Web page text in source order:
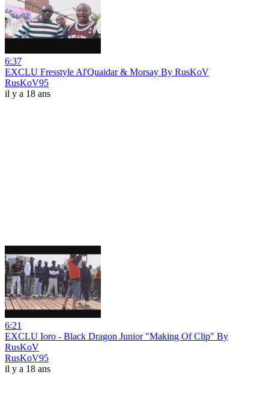
6:37
EXCLU Fresstyle Al'Quaidar & Morsay By RusKoV
RusKoV95
il y a 18 ans
6:21
EXCLU Ioro - Black Dragon Junior "Making Of Clip" By
RusKoV
RusKoV95
il y a 18 ans